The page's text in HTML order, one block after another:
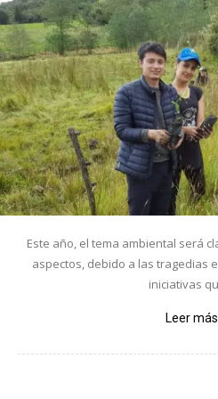
Este año, el tema ambiental será
aspectos, debido a las tragedias
iniciativas
Leer más